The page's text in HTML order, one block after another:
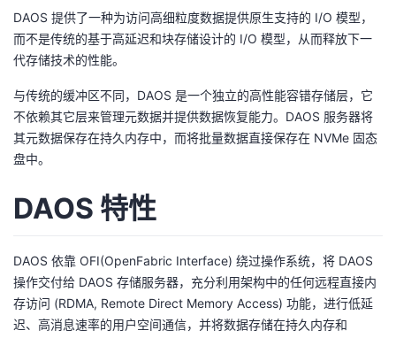
动
关
的
发
者
学
我
我
Programs
的
支
持
的
技
我
的
DAOS 提供了一种为访问高细粒度数据提供原生支持的 I/O 模型，
而不是传统的基于高延迟和块存储设计的 I/O 模型，从而释放下一
代存储技术的性能。
与传统的缓冲区不同，DAOS 是一个独立的高性能容错存储层，它
不依赖其它层来管理元数据并提供数据恢复能力。DAOS 服务器将
其元数据保存在持久内存中，而将批量数据直接保存在 NVMe 固态
盘中。
DAOS 特性
DAOS 依靠 OFI(OpenFabric Interface) 绕过操作系统，将 DAOS
操作交付给 DAOS 存储服务器，充分利用架构中的任何远程直接内
存访问 (RDMA, Remote Direct Memory Access) 功能，进行低延
迟、高消息速率的用户空间通信，并将数据存储在持久内存和